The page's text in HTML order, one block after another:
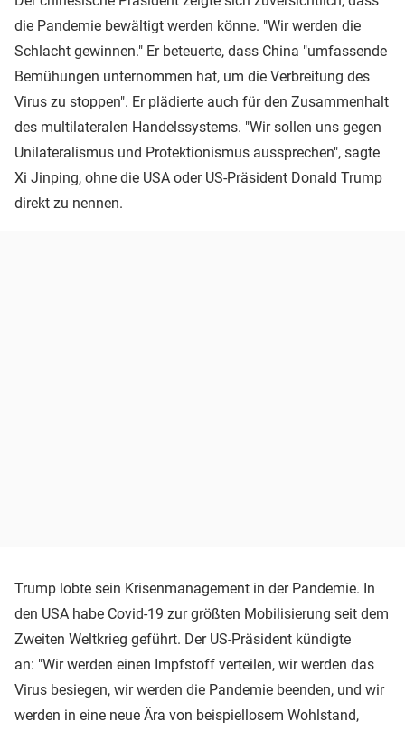
die Pandemie bewältigt werden könne. "Wir werden die
Schlacht gewinnen." Er beteuerte, dass China "umfassende
Bemühungen unternommen hat, um die Verbreitung des
Virus zu stoppen". Er plädierte auch für den Zusammenhalt
des multilateralen Handelssystems. "Wir sollen uns gegen
Unilateralismus und Protektionismus aussprechen", sagte
Xi Jinping, ohne die USA oder US-Präsident Donald Trump
direkt zu nennen.
Trump lobte sein Krisenmanagement in der Pandemie. In
den USA habe Covid-19 zur größten Mobilisierung seit dem
Zweiten Weltkrieg geführt. Der US-Präsident kündigte
an: "Wir werden einen Impfstoff verteilen, wir werden das
Virus besiegen, wir werden die Pandemie beenden, und wir
werden in eine neue Ära von beispiellosem Wohlstand,